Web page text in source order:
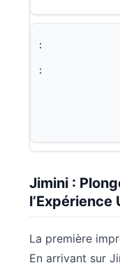
Jimini :
La première
En arrivant sur